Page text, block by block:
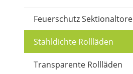
Feuerschutz Sektionaltore
Stahldichte Rollläden
Transparente Rollläden